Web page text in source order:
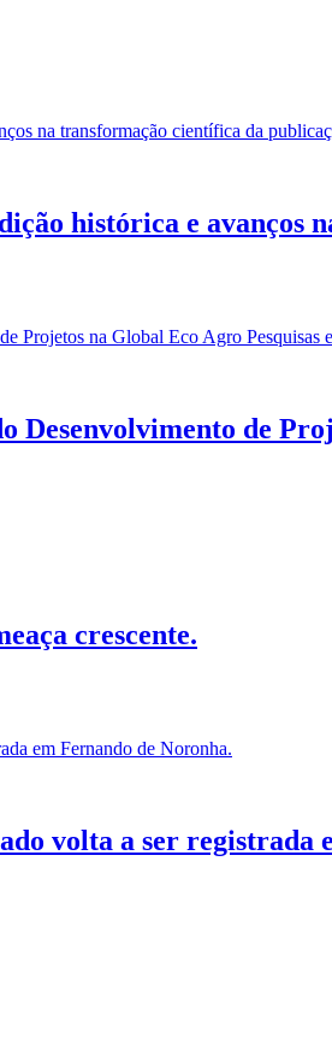
histórica e avanços
de
crescente.
volta a ser registrada